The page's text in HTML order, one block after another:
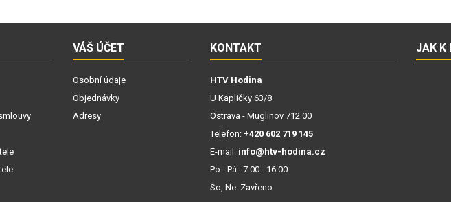
VÁŠ ÚČET
Osobní údaje
Objednávky
Adresy
KONTAKT
HTV Hodina
U Kapličky 63/8
Ostrava - Muglinov 712 00
Telefon: +420 602 719 145
E-mail: info@htv-hodina.cz
Po - Pá: 7:00 - 16:00
So, Ne: Zavřeno
JAK K